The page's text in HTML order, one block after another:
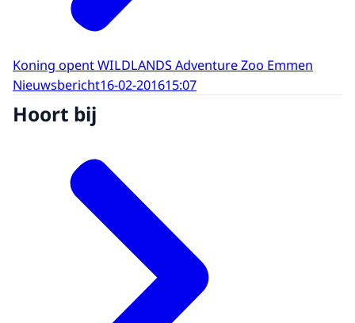
Koning opent WILDLANDS Adventure Zoo Emmen
Nieuwsbericht16-02-201615:07
Hoort bij